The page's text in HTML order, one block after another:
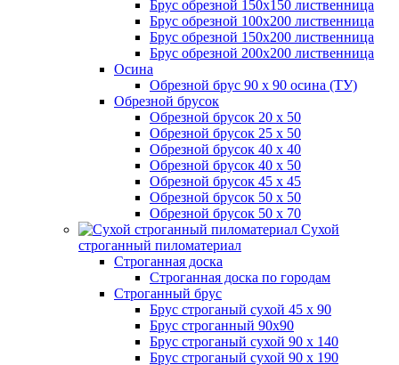
Брус обрезной 150х150 лиственница
Брус обрезной 100х200 лиственница
Брус обрезной 150х200 лиственница
Брус обрезной 200х200 лиственница
Осина
Обрезной брус 90 х 90 осина (ТУ)
Обрезной брусок
Обрезной брусок 20 х 50
Обрезной брусок 25 х 50
Обрезной брусок 40 х 40
Обрезной брусок 40 х 50
Обрезной брусок 45 х 45
Обрезной брусок 50 х 50
Обрезной брусок 50 х 70
Сухой
строганный пиломатериал
Строганная доска
Строганная доска по городам
Строганный брус
Брус строганый сухой 45 х 90
Брус строганный 90х90
Брус строганый сухой 90 х 140
Брус строганый сухой 90 х 190